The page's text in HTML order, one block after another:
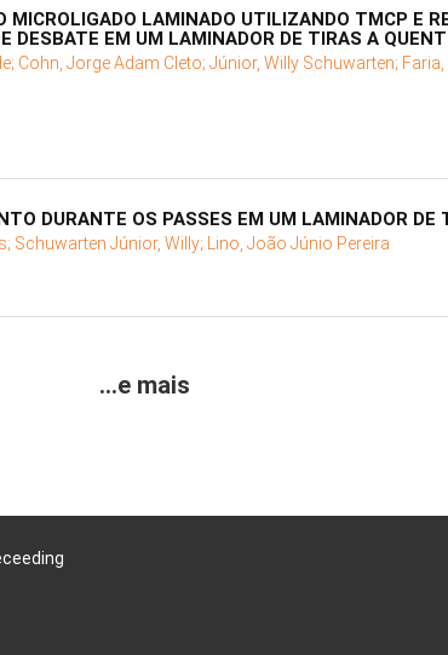
MICROLIGADO LAMINADO UTILIZANDO TMCP E
DESBATE EM UM LAMINADOR DE TIRAS A
Cohn, Jorge Adam Cleto; Júnior, Willy Schuwarten;
DURANTE OS PASSES EM UM LAMINADOR DE
Schuwarten Júnior, Willy; Lino, João Júnio Pereira
...e mais